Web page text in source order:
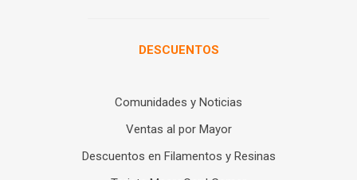
DESCUENTOS
Comunidades y Noticias
Ventas al por Mayor
Descuentos en Filamentos y Resinas